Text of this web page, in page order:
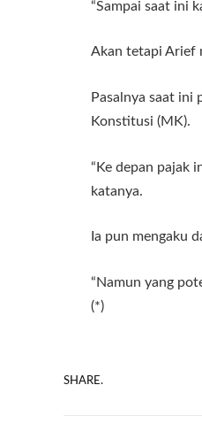
“Sampai saat ini
Akan tetapi Arief
Pasalnya saat ini
Konstitusi (MK).
“Ke depan pajak
katanya.
Ia pun mengaku
“Namun yang
(*)
SHARE.